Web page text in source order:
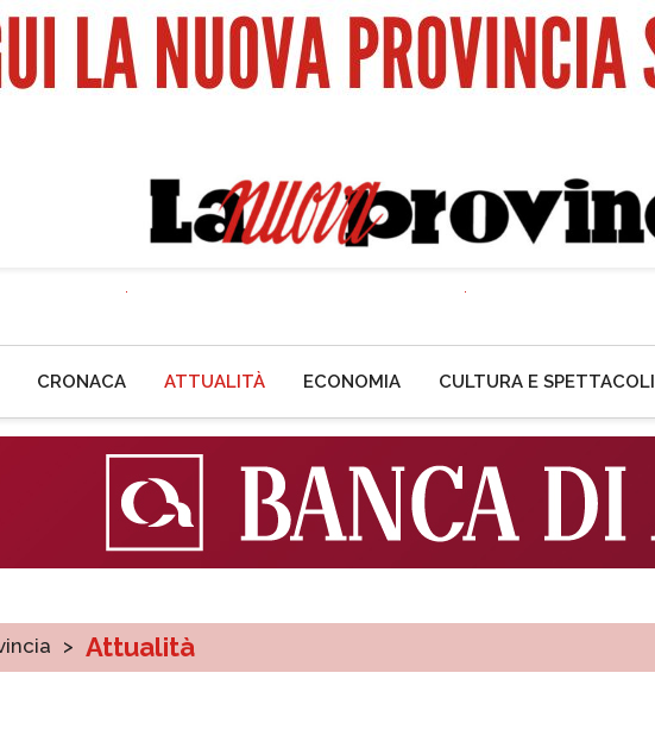
CRONACA ATTUALITÀ ECONOMIA CULTURA E SPETTACOLI
> Attualità